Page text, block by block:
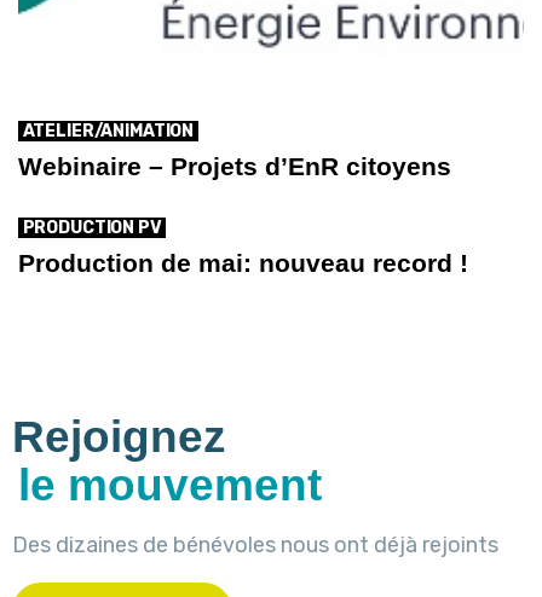
ATELIER/ANIMATION
Webinaire – Projets d’EnR citoyens
PRODUCTION PV
Production de mai: nouveau record !
Rejoignez
le mouvement
Des dizaines de bénévoles nous ont déjà rejoints